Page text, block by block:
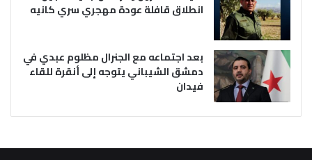
انطلاق قافلة عودة مهجري سري كانيه
بعد اجتماعه مع الجنرال مظلوم عبدي في
دمشق الشيباني يتوجه إلى أنقرة للقاء
فيدان